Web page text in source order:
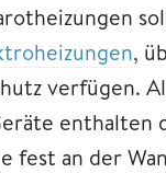
,
verfügen.
enthalten
fest an der